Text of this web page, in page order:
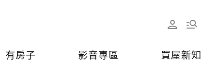
有房子 影音專區 買屋新知